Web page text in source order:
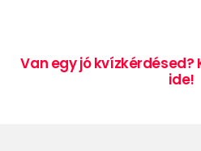
Van egy jó kvízkérdésed?
ide!